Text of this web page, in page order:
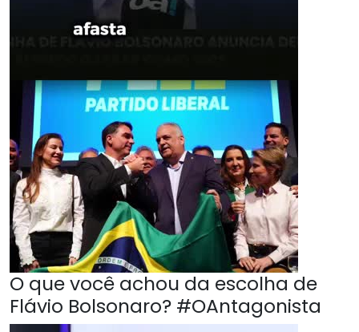
O que você achou da escolha de
Flávio Bolsonaro? #OAntagonista